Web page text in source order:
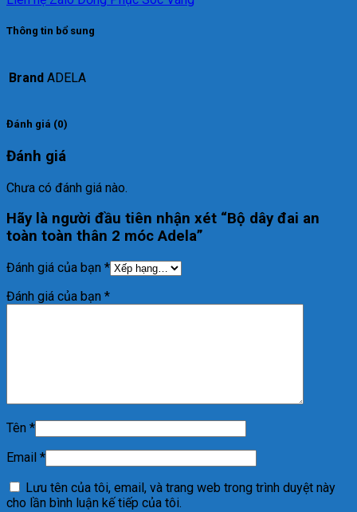
Thông tin bổ sung
Brand ADELA
Đánh giá (0)
Đánh giá
Chưa có đánh giá nào.
Hãy là người đầu tiên nhận xét “Bộ dây đai an
toàn toàn thân 2 móc Adela”
Đánh giá của bạn *
Đánh giá của bạn *
Tên *
Email *
Lưu tên của tôi, email, và trang web trong trình duyệt này
cho lần bình luận kế tiếp của tôi.